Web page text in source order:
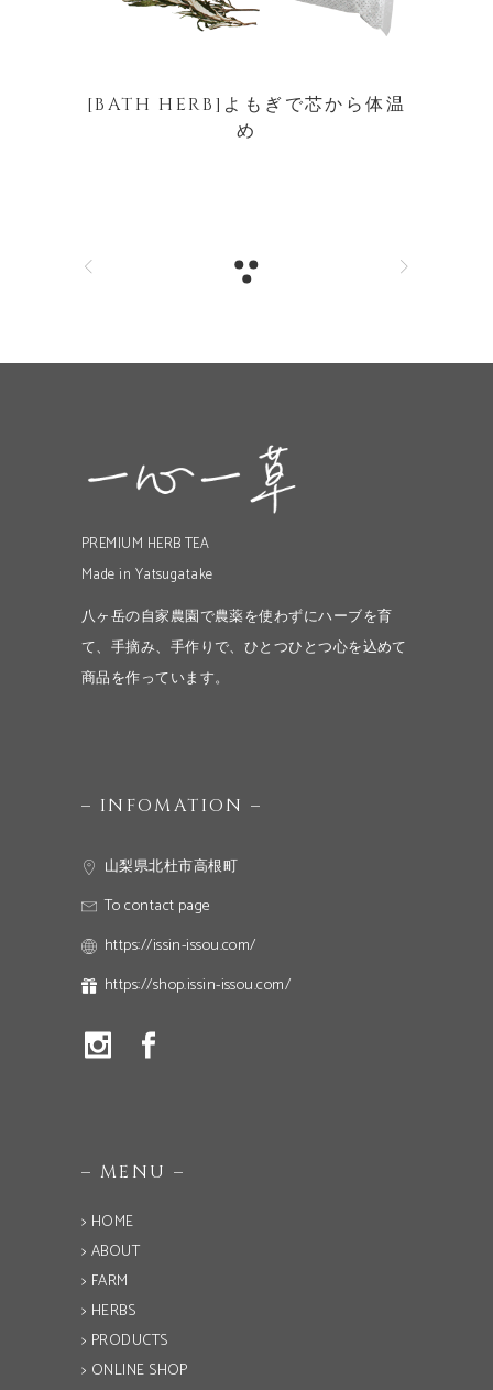
[BATH HERB]よもぎで芯から体温
め
PREMIUM HERB TEA
Made in Yatsugatake
八ヶ岳の自家農園で農薬を使わずにハーブを育
て、手摘み、手作りで、ひとつひとつ心を込めて
商品を作っています。
– INFOMATION –
山梨県北杜市高根町
To contact page
https://issin-issou.com/
https://shop.issin-issou.com/
– MENU –
> HOME
> ABOUT
> FARM
> HERBS
> PRODUCTS
> ONLINE SHOP